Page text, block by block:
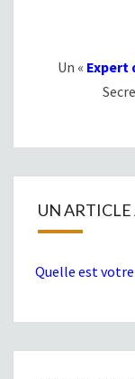
Un « Expert
UN ARTICLE
Quelle est